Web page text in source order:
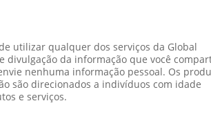
utilizar qualquer dos serviços da Global
divulgação da informação que você
nenhuma informação pessoal. Os
são direcionados a indivíduos com idade
e serviços.